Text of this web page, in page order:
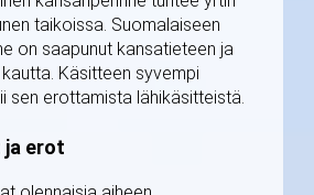
taikoissa. Suomalaiseen
on saapunut kansatieteen ja
Käsitteen syvempi
sen erottamista lähikäsitteistä.
erot